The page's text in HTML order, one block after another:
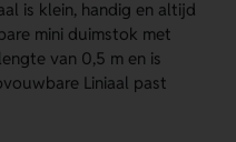
is klein, handig en altijd
mini duimstok met
van 0,5 m en is
Liniaal past
je een logo, naam of